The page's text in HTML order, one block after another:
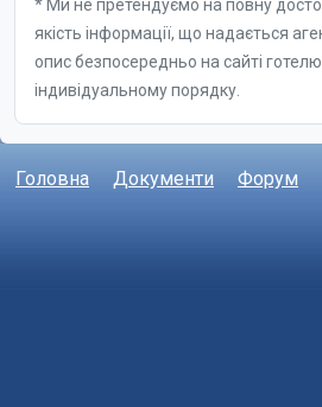
Головна Документи Форум